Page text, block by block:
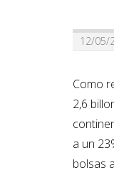
12/05/
Como
2,6
a un
bolsas